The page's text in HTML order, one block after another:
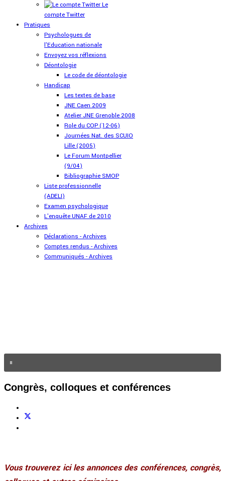
Le
compte Twitter
Pratiques
Psychologues de
l'Education nationale
Envoyez vos réflexions
Déontologie
Le code de déontologie
Handicap
Les textes de base
JNE Caen 2009
Atelier JNE Grenoble 2008
Role du COP (12-06)
Journées Nat. des SCUIO
Lille (2005)
Le Forum Montpellier
(9/04)
Bibliographie SMOP
Liste professionnelle
(ADELI)
Examen psychologique
L'enquête UNAF de 2010
Archives
Déclarations - Archives
Comptes rendus - Archives
Communiqués - Archives
Congrès, colloques et conférences
Vous trouverez ici les annonces des conférences, congrès,